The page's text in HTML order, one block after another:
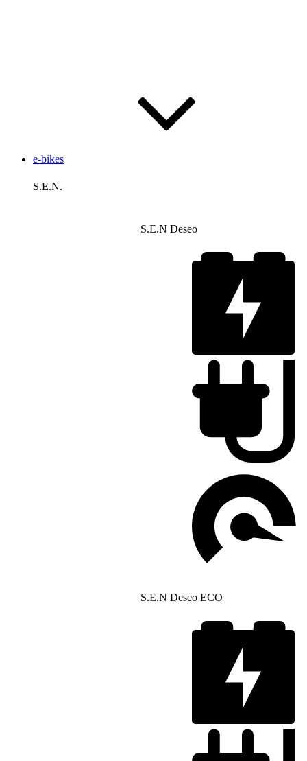
e-bikes
S.E.N.
S.E.N Deseo
S.E.N Deseo ECO